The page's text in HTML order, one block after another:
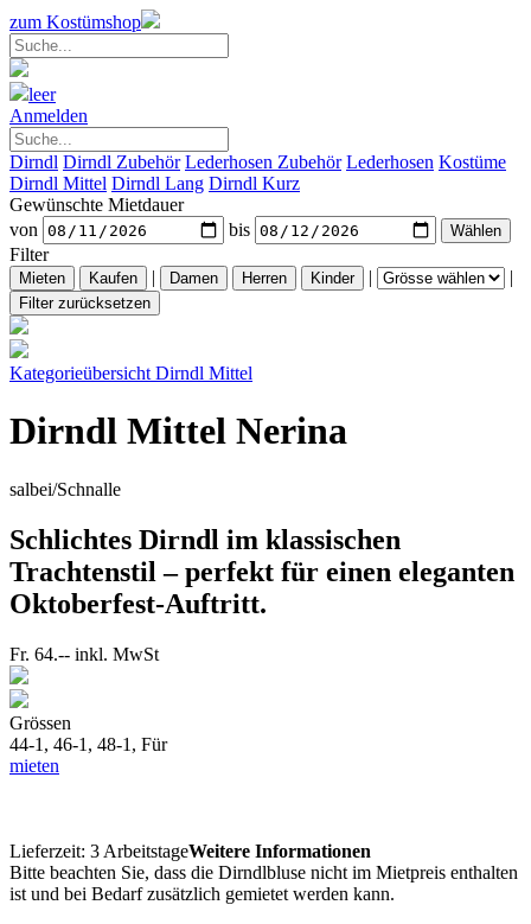
zum Kostümshop
leer
Anmelden
Dirndl Dirndl Zubehör Lederhosen Zubehör Lederhosen Kostüme
Dirndl Mittel Dirndl Lang Dirndl Kurz
Gewünschte Mietdauer
von
bis
Filter
|
| |
Kategorieübersicht Dirndl Mittel
Dirndl Mittel Nerina
salbei/Schnalle
Schlichtes Dirndl im klassischen
Trachtenstil – perfekt für einen eleganten
Oktoberfest-Auftritt.
Fr. 64.-- inkl. MwSt
Grössen
44-1, 46-1, 48-1, Für
mieten
Lieferzeit: 3 ArbeitstageWeitere Informationen
Bitte beachten Sie, dass die Dirndlbluse nicht im Mietpreis enthalten
ist und bei Bedarf zusätzlich gemietet werden kann.